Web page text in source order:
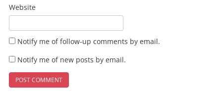
Website
Notify me of follow-up comments by email.
Notify me of new posts by email.